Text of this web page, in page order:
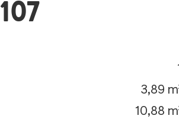
3,89 m
10,88 m